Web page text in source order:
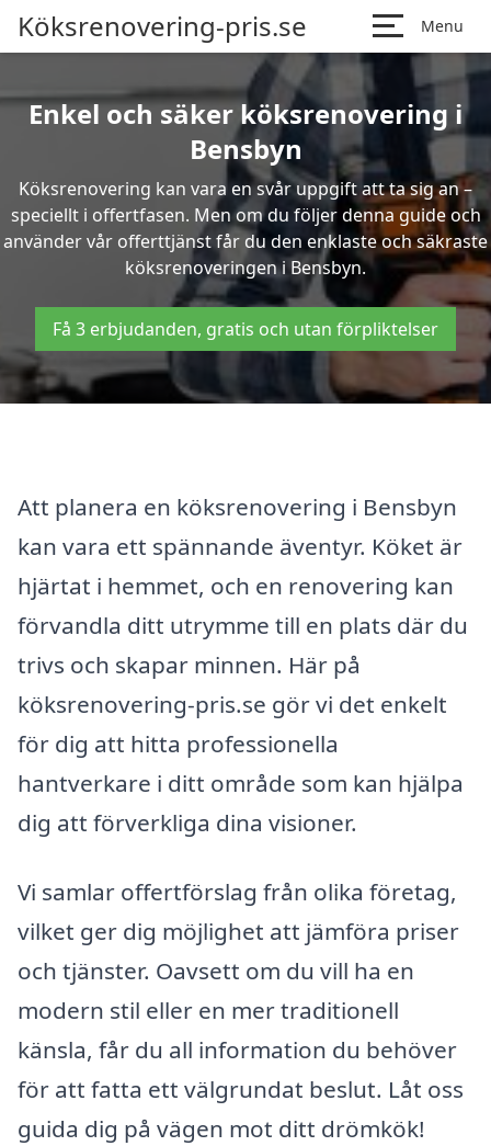
Köksrenovering-pris.se Menu
Enkel och säker köksrenovering i
Bensbyn
Köksrenovering kan vara en svår uppgift att ta sig an –
speciellt i offertfasen. Men om du följer denna guide och
använder vår offerttjänst får du den enklaste och säkraste
köksrenoveringen i Bensbyn.
Få 3 erbjudanden, gratis och utan förpliktelser
Att planera en köksrenovering i Bensbyn
kan vara ett spännande äventyr. Köket är
hjärtat i hemmet, och en renovering kan
förvandla ditt utrymme till en plats där du
trivs och skapar minnen. Här på
köksrenovering-pris.se gör vi det enkelt
för dig att hitta professionella
hantverkare i ditt område som kan hjälpa
dig att förverkliga dina visioner.
Vi samlar offertförslag från olika företag,
vilket ger dig möjlighet att jämföra priser
och tjänster. Oavsett om du vill ha en
modern stil eller en mer traditionell
känsla, får du all information du behöver
för att fatta ett välgrundat beslut. Låt oss
guida dig på vägen mot ditt drömkök!